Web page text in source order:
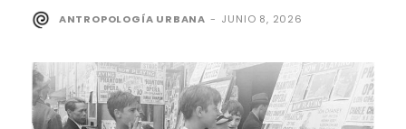
ANTROPOLOGÍA URBANA - JUNIO 8, 2026